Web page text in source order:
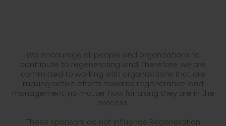
We encourage all people and organizations to
contribute to regenerating land. Therefore, we are
committed to working with organizations that are
making active efforts towards regenerative land
management, no matter how far along they are in the
process.
These sponsors do not influence Regeneration